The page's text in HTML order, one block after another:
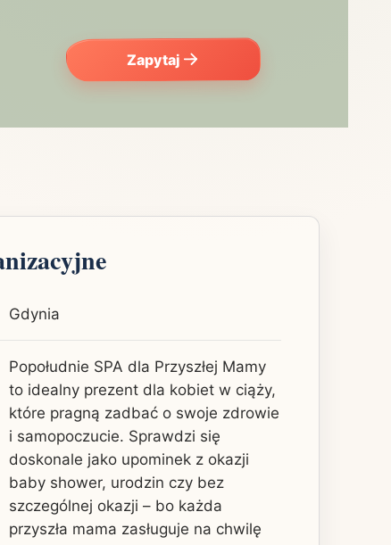
Zapytaj
Gdynia
Popołudnie SPA dla Przyszłej Mamy
to idealny prezent dla kobiet w ciąży,
które pragną zadbać o swoje zdrowie
i samopoczucie. Sprawdzi się
doskonale jako upominek z okazji
baby shower, urodzin czy bez
szczególnej okazji – bo każda
przyszła mama zasługuje na chwilę